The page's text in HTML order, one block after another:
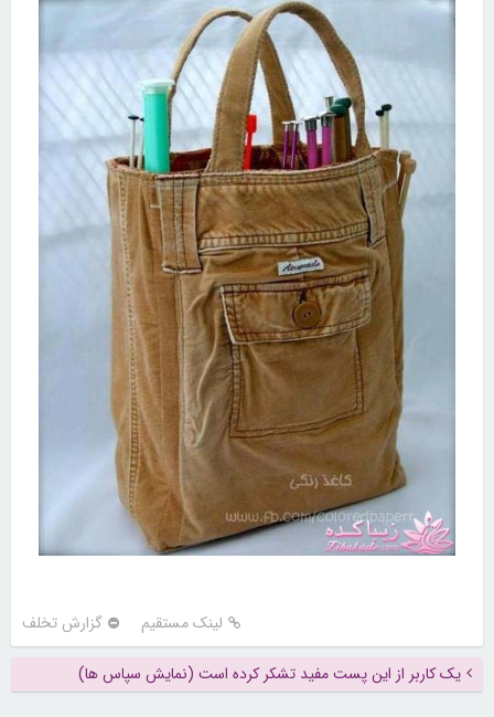
لینک مستقیم گزارش تخلف
یک کاربر از این پست مفید تشکر کرده است (نمایش سپاس ها)